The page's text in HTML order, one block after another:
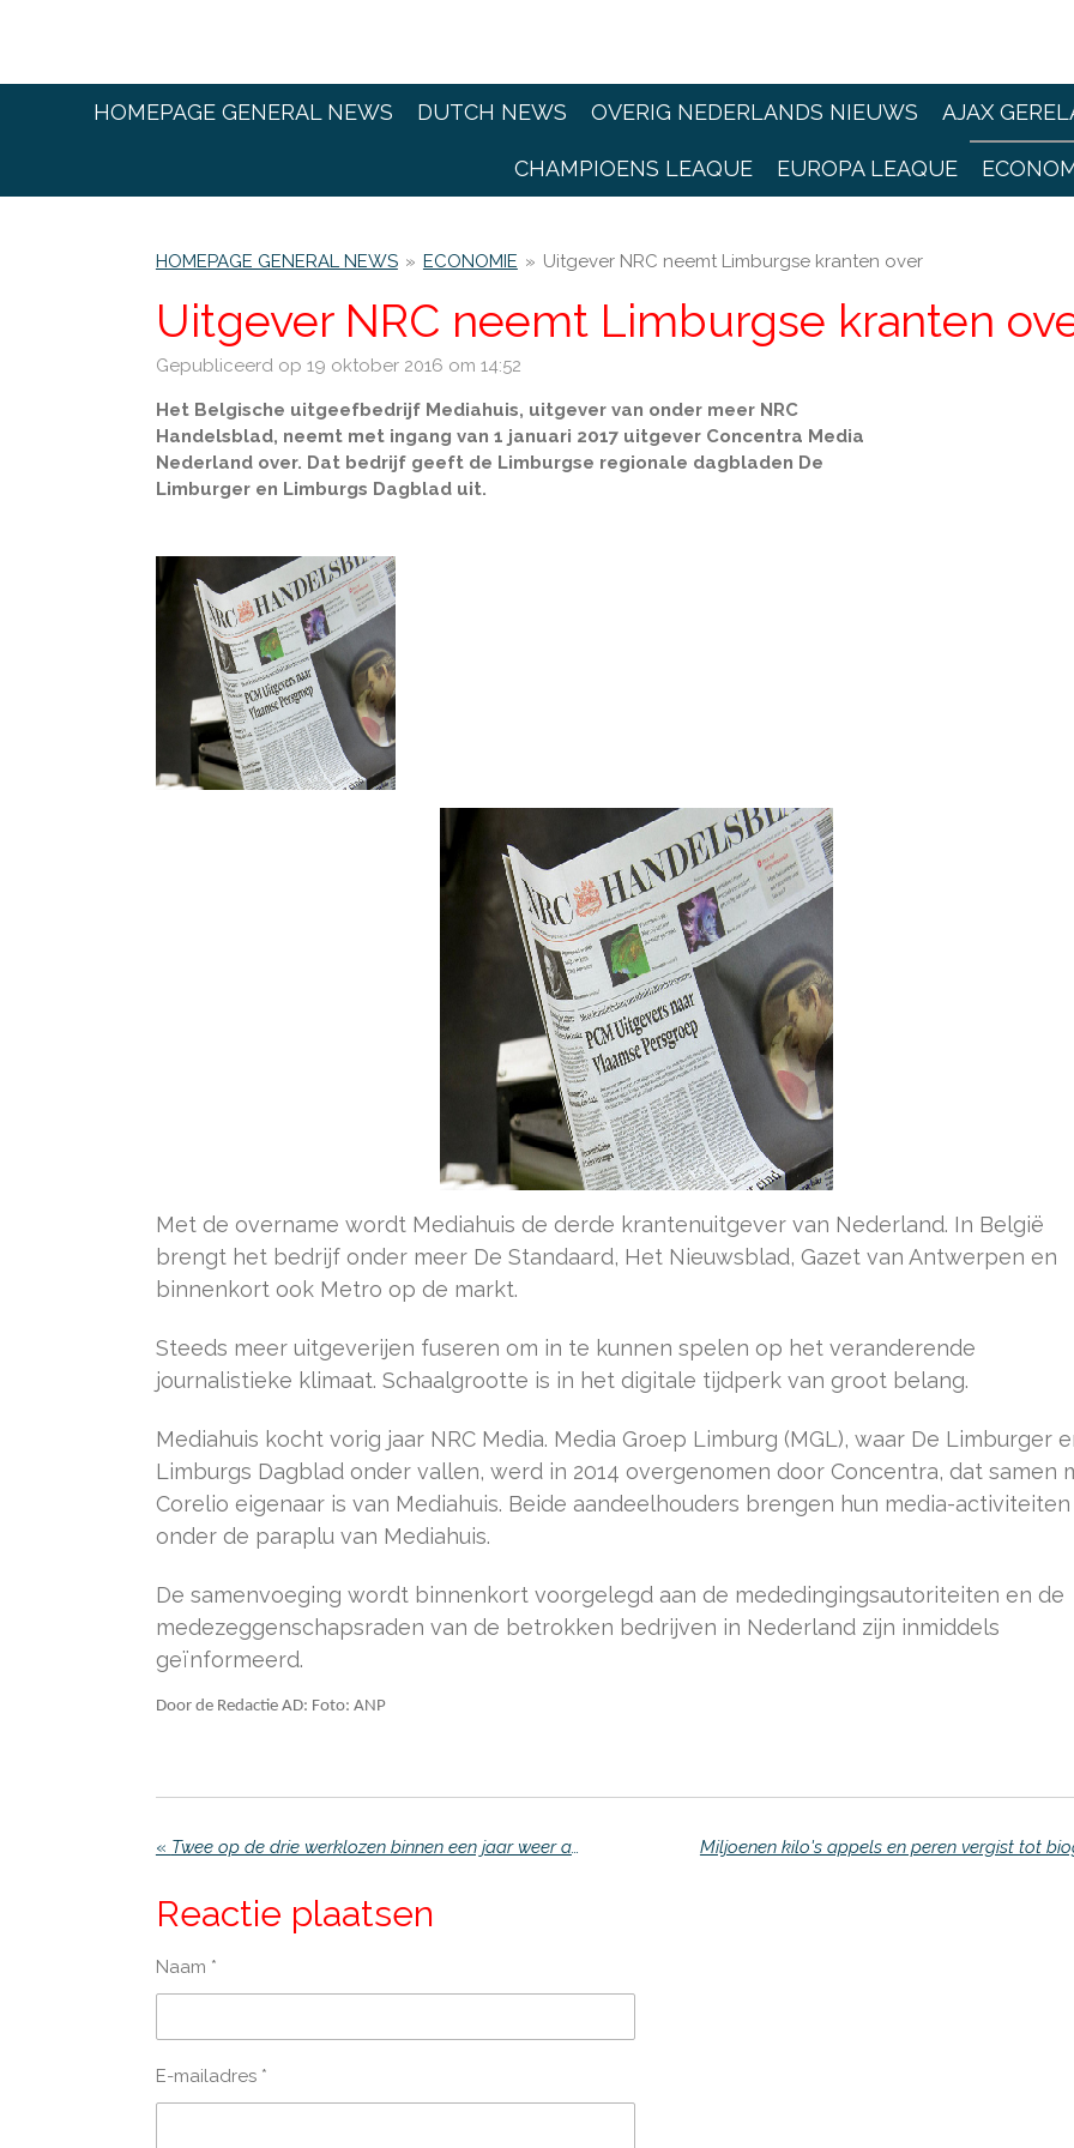
HOMEPAGE GENERAL NEWS DUTCH NEWS OVERIG NEDERLANDS NIEUWS AJAX
CHAMPIOENS LEAQUE EUROPA LEAQUE
HOMEPAGE GENERAL NEWS » ECONOMIE » Uitgever NRC neemt Limburgse kranten over
Uitgever NRC neemt Limburgse kranten
Gepubliceerd op 19 oktober 2016 om 14:52
Het Belgische uitgeefbedrijf Mediahuis, uitgever van onder meer NRC
Handelsblad, neemt met ingang van 1 januari 2017 uitgever Concentra Media
Nederland over. Dat bedrijf geeft de Limburgse regionale dagbladen De
Limburger en Limburgs Dagblad uit.
Met de overname wordt Mediahuis de derde krantenuitgever van Nederland. In België
brengt het bedrijf onder meer De Standaard, Het Nieuwsblad, Gazet van Antwerpen en
binnenkort ook Metro op de markt.
Steeds meer uitgeverijen fuseren om in te kunnen spelen op het veranderende
journalistieke klimaat. Schaalgrootte is in het digitale tijdperk van groot belang.
Mediahuis kocht vorig jaar NRC Media. Media Groep Limburg (MGL), waar De Limburger
Limburgs Dagblad onder vallen, werd in 2014 overgenomen door Concentra, dat samen
Corelio eigenaar is van Mediahuis. Beide aandeelhouders brengen hun media-activiteiten
onder de paraplu van Mediahuis.
De samenvoeging wordt binnenkort voorgelegd aan de mededingingsautoriteiten en de
medezeggenschapsraden van de betrokken bedrijven in Nederland zijn inmiddels
geïnformeerd.
Door de Redactie AD: Foto: ANP
« Twee op de drie werklozen binnen een jaar weer aan het werk Miljoenen kilo's appels en peren vergist tot
Reactie plaatsen
Naam *
E-mailadres *